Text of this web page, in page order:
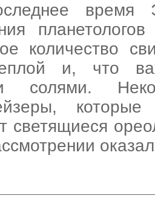
время
количество
и, что
солями.
светящиеся